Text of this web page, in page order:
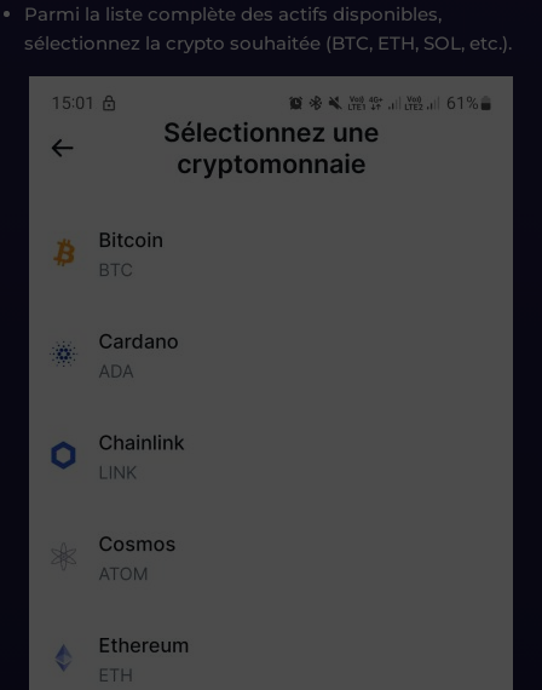
Parmi la liste complète des actifs disponibles,
sélectionnez la crypto souhaitée (BTC, ETH, SOL, etc.).